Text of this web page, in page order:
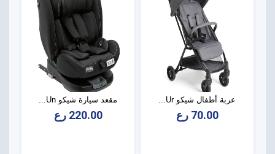
عربة أطفال شيكو Ur...
70.00 رع
مقعد سيارة شيكو Un...
220.00 رع